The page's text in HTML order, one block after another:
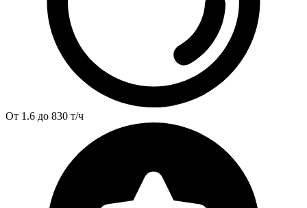
От 1.6 до 830 т/ч